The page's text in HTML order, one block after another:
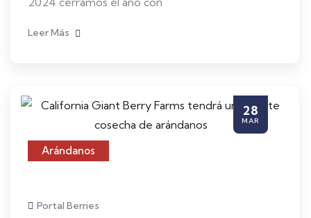
Leer Más
28
MAR
Arándanos
Portal Berries